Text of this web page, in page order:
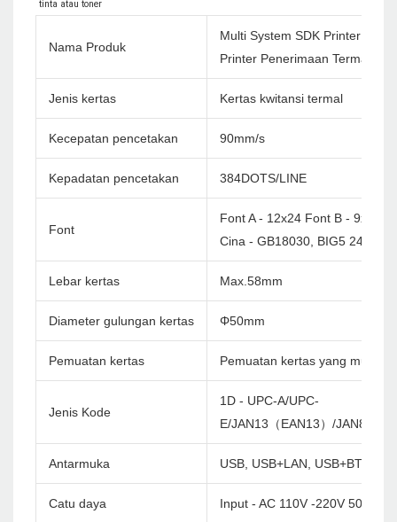
Nama Produk
Multi System SDK Printer
Printer Penerimaan Termal
Jenis kertas Kertas kwitansi termal
Kecepatan pencetakan 90mm/s
Kepadatan pencetakan 384DOTS/LINE
Font
Font A - 12x24 Font B - 9x17
Cina - GB18030, BIG5
Lebar kertas Max.58mm
Diameter gulungan kertas Φ50mm
Pemuatan kertas Pemuatan kertas yang mudah
Jenis Kode
1D - UPC-A/UPC-
E/JAN13（EAN13）/JAN8（
Antarmuka USB, USB+LAN, USB+BT,
Catu daya Input - AC 110V -220V 50/